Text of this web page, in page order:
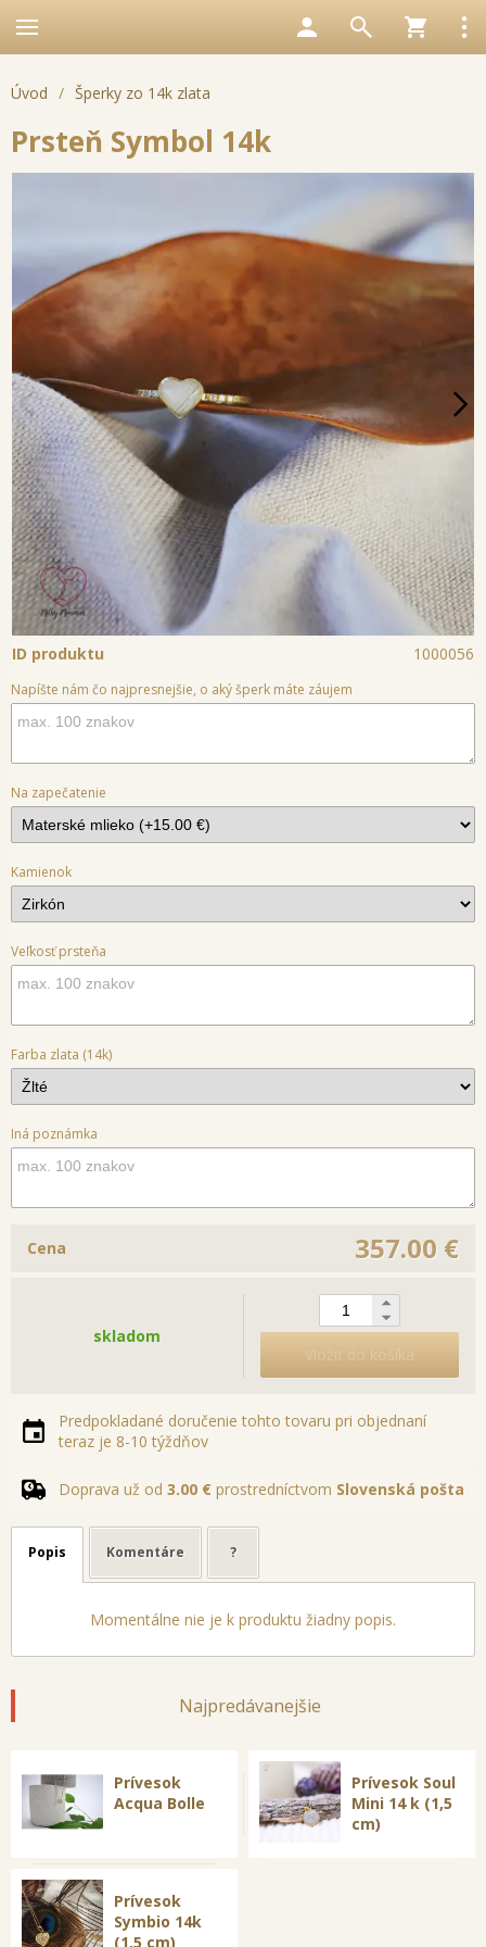
Najpredávanejšie
Prívesok
Acqua Bolle
Prívesok Soul
Mini 14 k (1,5
cm)
Prívesok
Symbio 14k
(1,5 cm)
Úvod / Šperky zo 14k zlata
Prsteň Symbol 14k
ID produktu 1000056
Napíšte nám čo najpresnejšie, o aký šperk máte záujem
Na zapečatenie
Kamienok
Veľkosť prsteňa
Farba zlata (14k)
Iná poznámka
357.00 €
Cena
skladom
Vložiť do košíka
Predpokladané doručenie tohto tovaru pri objednaní
teraz je 8-10 týždňov
Doprava už od 3.00 € prostredníctvom Slovenská pošta
Popis Komentáre ?
Momentálne nie je k produktu žiadny popis.